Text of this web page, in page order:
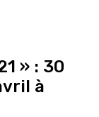
» : 30
à